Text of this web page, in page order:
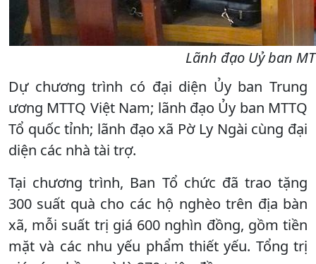
Lãnh đạo Uỷ ban
Dự chương trình có đại diện Ủy ban Trung
ương MTTQ Việt Nam; lãnh đạo Ủy ban MTTQ
Tổ quốc tỉnh; lãnh đạo xã Pờ Ly Ngài cùng đại
diện các nhà tài trợ.
Tại chương trình, Ban Tổ chức đã trao tặng
300 suất quà cho các hộ nghèo trên địa bàn
xã, mỗi suất trị giá 600 nghìn đồng, gồm tiền
mặt và các nhu yếu phẩm thiết yếu. Tổng trị